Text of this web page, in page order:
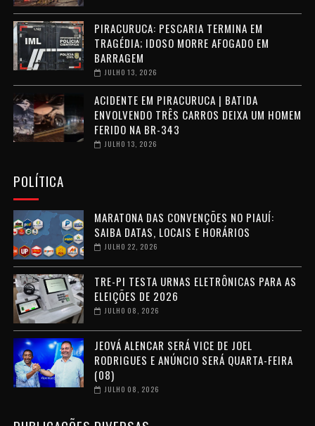
PIRACURUCA: PESCARIA TERMINA EM
TRAGÉDIA; IDOSO MORRE AFOGADO EM
BARRAGEM
JULHO 13, 2026
ACIDENTE EM PIRACURUCA | BATIDA
ENVOLVENDO TRÊS CARROS DEIXA UM HOMEM
FERIDO NA BR-343
JULHO 13, 2026
POLÍTICA
MARATONA DAS CONVENÇÕES NO PIAUÍ:
SAIBA DATAS, LOCAIS E HORÁRIOS
JULHO 22, 2026
TRE-PI TESTA URNAS ELETRÔNICAS PARA AS
ELEIÇÕES DE 2026
JULHO 08, 2026
JEOVÁ ALENCAR SERÁ VICE DE JOEL
RODRIGUES E ANÚNCIO SERÁ QUARTA-FEIRA
(08)
JULHO 08, 2026